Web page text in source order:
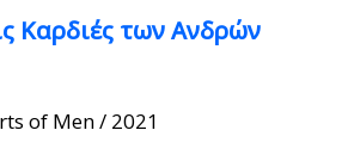
Καρδιές των Ανδρών
of Men/ 2021